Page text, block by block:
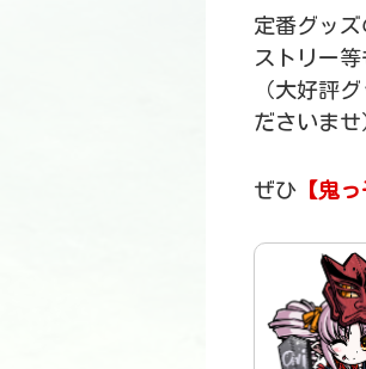
定番グッ
ストリー等
（大好評
ださいませ
ぜひ 【鬼